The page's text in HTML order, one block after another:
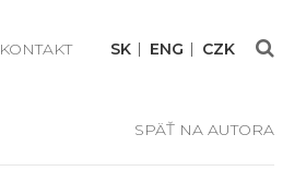
KONTAKT SK ENG CZK
SPÄŤ NA AUTORA